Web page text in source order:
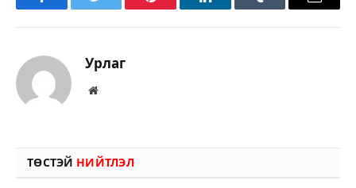
FacebookTwitter Pinterest LinkedInTumblr Имэйл
Урлаг
Вэбсайт
ТӨСТЭЙ НИЙТЛЭЛ